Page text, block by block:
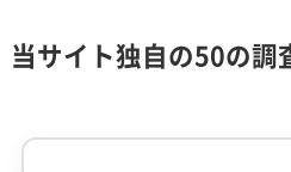
らす特有の制約
当サイト独自の50の調